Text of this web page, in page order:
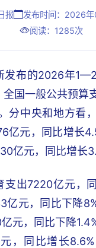
报
发布时间：2026
阅读：1285次
发布的2026年
国一般公共预算
分中央和地方看
亿元，同比增长
亿元，同比增长
支出7220亿元，
亿元，同比下降
元，同比下降
，同比增长